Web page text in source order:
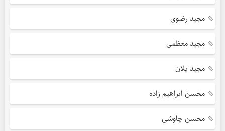
مجید رضوی
مجید معظمی
مجید یلان
محسن ابراهیم زاده
محسن چاوشی